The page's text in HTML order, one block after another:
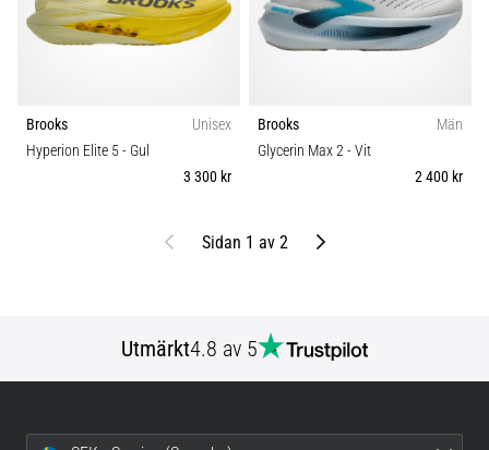
Brooks
Unisex
Hyperion Elite 5- Gul
3 300 kr
Brooks
Män
Glycerin Max 2- Vit
2 400 kr
Föregående
Sidan 1 av 2 Nästa
Utmärkt4.8 av 5